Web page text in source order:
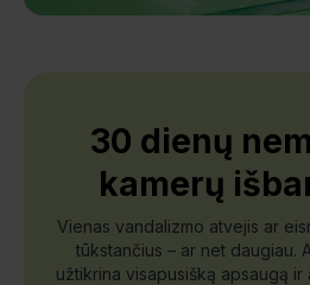
30 dienų
kamerų
Vienas vandalizmo atvejis ar
tūkstančius – ar net daugiau.
užtikrina visapusišką apsaugą